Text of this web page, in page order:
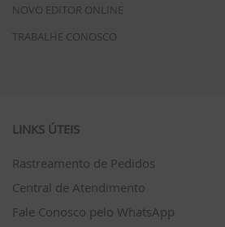
NOVO EDITOR ONLINE
TRABALHE CONOSCO
LINKS ÚTEIS
Rastreamento de Pedidos
Central de Atendimento
Fale Conosco pelo WhatsApp